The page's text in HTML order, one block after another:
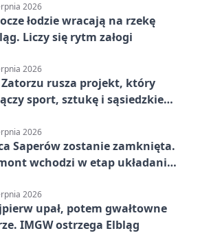
2026
łodzie wracają na rzekę
Liczy się rytm załogi
2026
Zatorzu rusza projekt, który
sport, sztukę i sąsiedzkie
2026
Saperów zostanie zamknięta.
wchodzi w etap układania
2026
upał, potem gwałtowne
IMGW ostrzega Elbląg